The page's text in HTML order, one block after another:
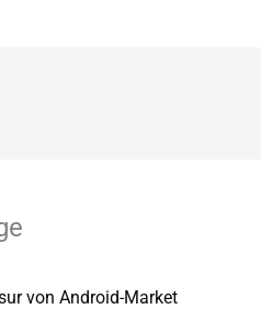
von Android-Market